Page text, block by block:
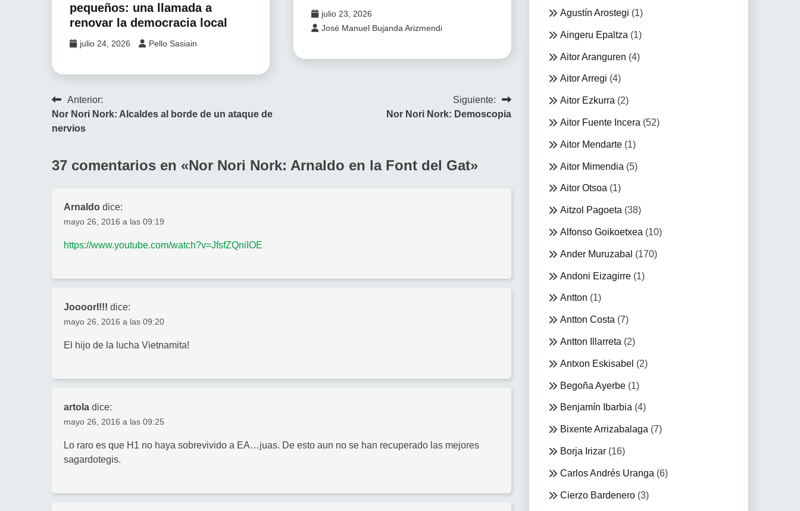
pequeños: una llamada a
renovar la democracia local
julio 24, 2026 Pello Sasiain
julio 23, 2026
José Manuel Bujanda Arizmendi
Navegación
de
Anterior:
Nor Nori Nork: Alcaldes al borde de un ataque de
nervios
Siguiente:
Nor Nori Nork: Demoscopia
37 comentarios en «Nor Nori Nork: Arnaldo en la Font del Gat»
Arnaldo dice:
mayo 26, 2016 a las 09:19
https://www.youtube.com/watch?v=JfsfZQniIOE
Joooorl!!! dice:
mayo 26, 2016 a las 09:20
El hijo de la lucha Vietnamita!
artola dice:
mayo 26, 2016 a las 09:25
Lo raro es que H1 no haya sobrevivido a EA…juas. De esto aun no se han recuperado las mejores
sagardotegis.
Agustín Arostegi (1)
Aingeru Epaltza (1)
Aitor Aranguren (4)
Aitor Arregi (4)
Aitor Ezkurra (2)
Aitor Fuente Incera (52)
Aitor Mendarte(1)
Aitor Mimendia (5)
Aitor Otsoa (1)
Aitzol Pagoeta (38)
Alfonso Goikoetxea (10)
Ander Muruzabal (170)
Andoni Eizagirre(1)
Antton (1)
Antton Costa (7)
Antton Illarreta (2)
Antxon Eskisabel (2)
Begoña Ayerbe(1)
Benjamín Ibarbia (4)
Bixente Arrizabalaga (7)
Borja Irizar(16)
Carlos Andrés Uranga (6)
Cierzo Bardenero(3)